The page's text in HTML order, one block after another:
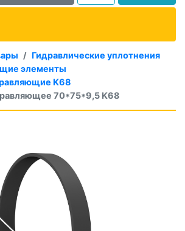
Гидравлические уплотнения
элементы
K68
70*75*9,5 K68